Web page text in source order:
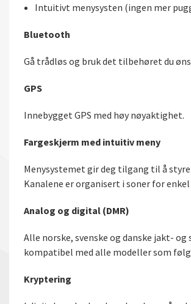
Intuitivt menysysten (ingen mer
Bluetooth
Gå trådløs og bruk det tilbehøret du
GPS
Innebygget GPS med høy nøyaktighet.
Fargeskjerm med intuitiv meny
Menysystemet gir deg tilgang til å
Kanalene er organisert i soner for
Analog og digital (DMR)
Alle norske, svenske og danske jakt-
kompatibel med alle modeller som
Kryptering